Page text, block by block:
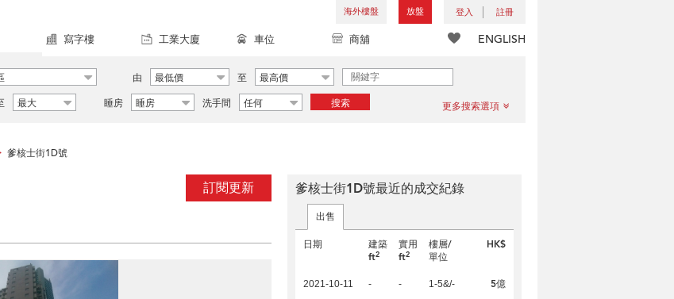
海外樓盤 放盤 登入 註冊
ENGLISH
寫字樓 工業大廈 車位 商舖
由 最低價 至
最高價
最大 睡房 睡房 洗手間 任何 搜索 更多搜索選項
爹核士街1D號
訂閱更新 爹核士街1D號最近的成交紀錄
出售
日期
建築
ft2
實用
ft2
樓層/
單位
HK$
2021-10-11 - - 1-5&/- 5億